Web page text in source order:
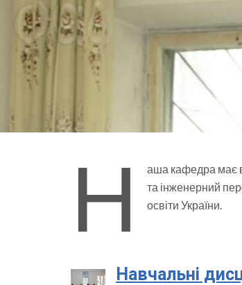
Н
аша кафедра має
та інженерний
освіти України.
Навчальні